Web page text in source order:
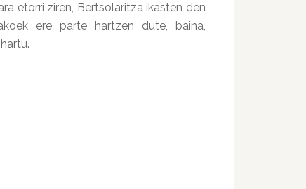
etorri ziren, Bertsolaritza ikasten den
ere parte hartzen dute, baina,